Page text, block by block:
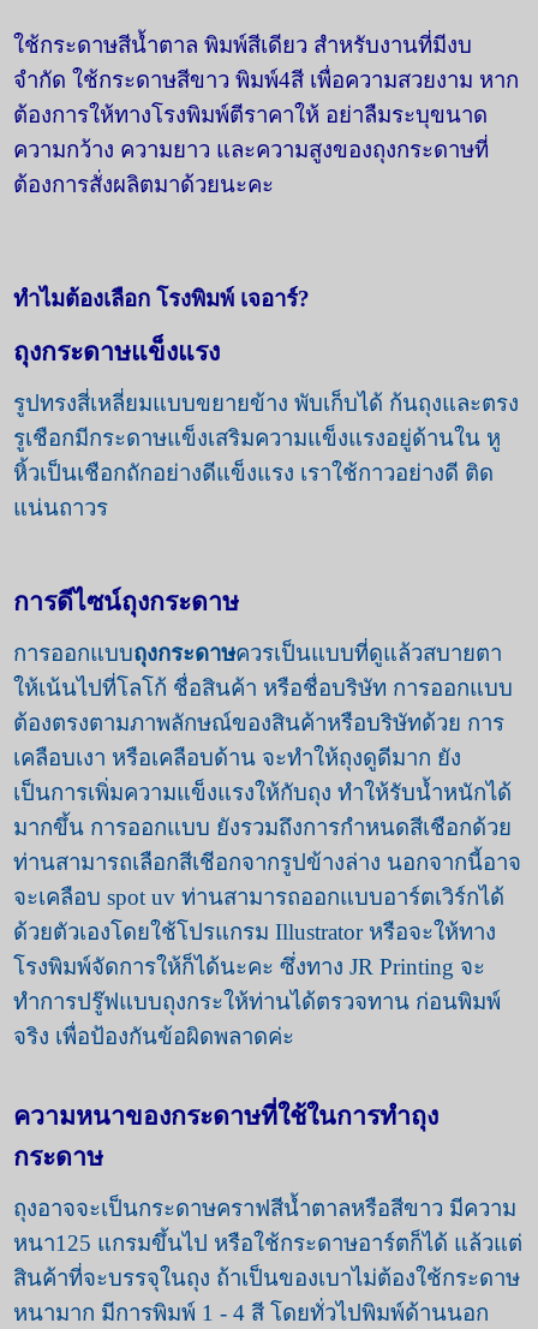
ใช้กระดาษสีน้ำตาล พิมพ์สีเดียว สำหรับงานที่มีงบ
จำกัด ใช้กระดาษสีขาว พิมพ์4สี เพื่อความสวยงาม หาก
ต้องการให้ทางโรงพิมพ์ตีราคาให้ อย่าลืมระบุขนาด
ความกว้าง ความยาว และความสูงของถุงกระดาษที่
ต้องการสั่งผลิตมาด้วยนะคะ
ทำไมต้องเลือก โรงพิมพ์ เจอาร์?
ถุงกระดาษแข็งแรง
รูปทรงสี่เหลี่ยมแบบขยายข้าง พับเก็บได้ ก้นถุงและตรง
รูเชือกมีกระดาษแข็งเสริมความแข็งแรงอยู่ด้านใน หู
หิ้วเป็นเชือกถักอย่างดีแข็งแรง เราใช้กาวอย่างดี ติด
แน่นถาวร
การดีไซน์ถุงกระดาษ
การออกแบบถุงกระดาษควรเป็นแบบที่ดูแล้วสบายตา
ให้เน้นไปที่โลโก้ ชื่อสินค้า หรือชื่อบริษัท การออกแบบ
ต้องตรงตามภาพลักษณ์ของสินค้าหรือบริษัทด้วย การ
เคลือบเงา หรือเคลือบด้าน จะทำให้ถุงดูดีมาก ยัง
เป็นการเพิ่มความแข็งแรงให้กับถุง ทำให้รับน้ำหนักได้
มากขึ้น การออกแบบ ยังรวมถึงการกำหนดสีเชือกด้วย
ท่านสามารถเลือกสีเชีอกจากรูปข้างล่าง นอกจากนี้อาจ
จะเคลือบ spot uv ท่านสามารถออกแบบอาร์ตเวิร์กได้
ด้วยตัวเองโดยใช้โปรแกรม Illustrator หรือจะให้ทาง
โรงพิมพ์จัดการให้ก็ได้นะคะ ซึ่งทาง JR Printing จะ
ทำการปรู๊ฟแบบถุงกระให้ท่านได้ตรวจทาน ก่อนพิมพ์
จริง เพื่อป้องกันข้อผิดพลาดค่ะ
ความหนาของกระดาษที่ใช้ในการทำถุง
กระดาษ
ถุงอาจจะเป็นกระดาษคราฟสีน้ำตาลหรือสีขาว มีความ
หนา125 แกรมขึ้นไป หรือใช้กระดาษอาร์ตก็ได้ แล้วแต่
สินค้าที่จะบรรจุในถุง ถ้าเป็นของเบาไม่ต้องใช้กระดาษ
หนามาก มีการพิมพ์ 1 - 4 สี โดยทั่วไปพิมพ์ด้านนอก